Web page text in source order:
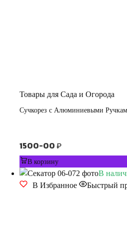
Товары для Сада и Огорода
Сучкорез с Алюминиевыми
1500-00₽
В корзину
В
В Избранное
Быстрый